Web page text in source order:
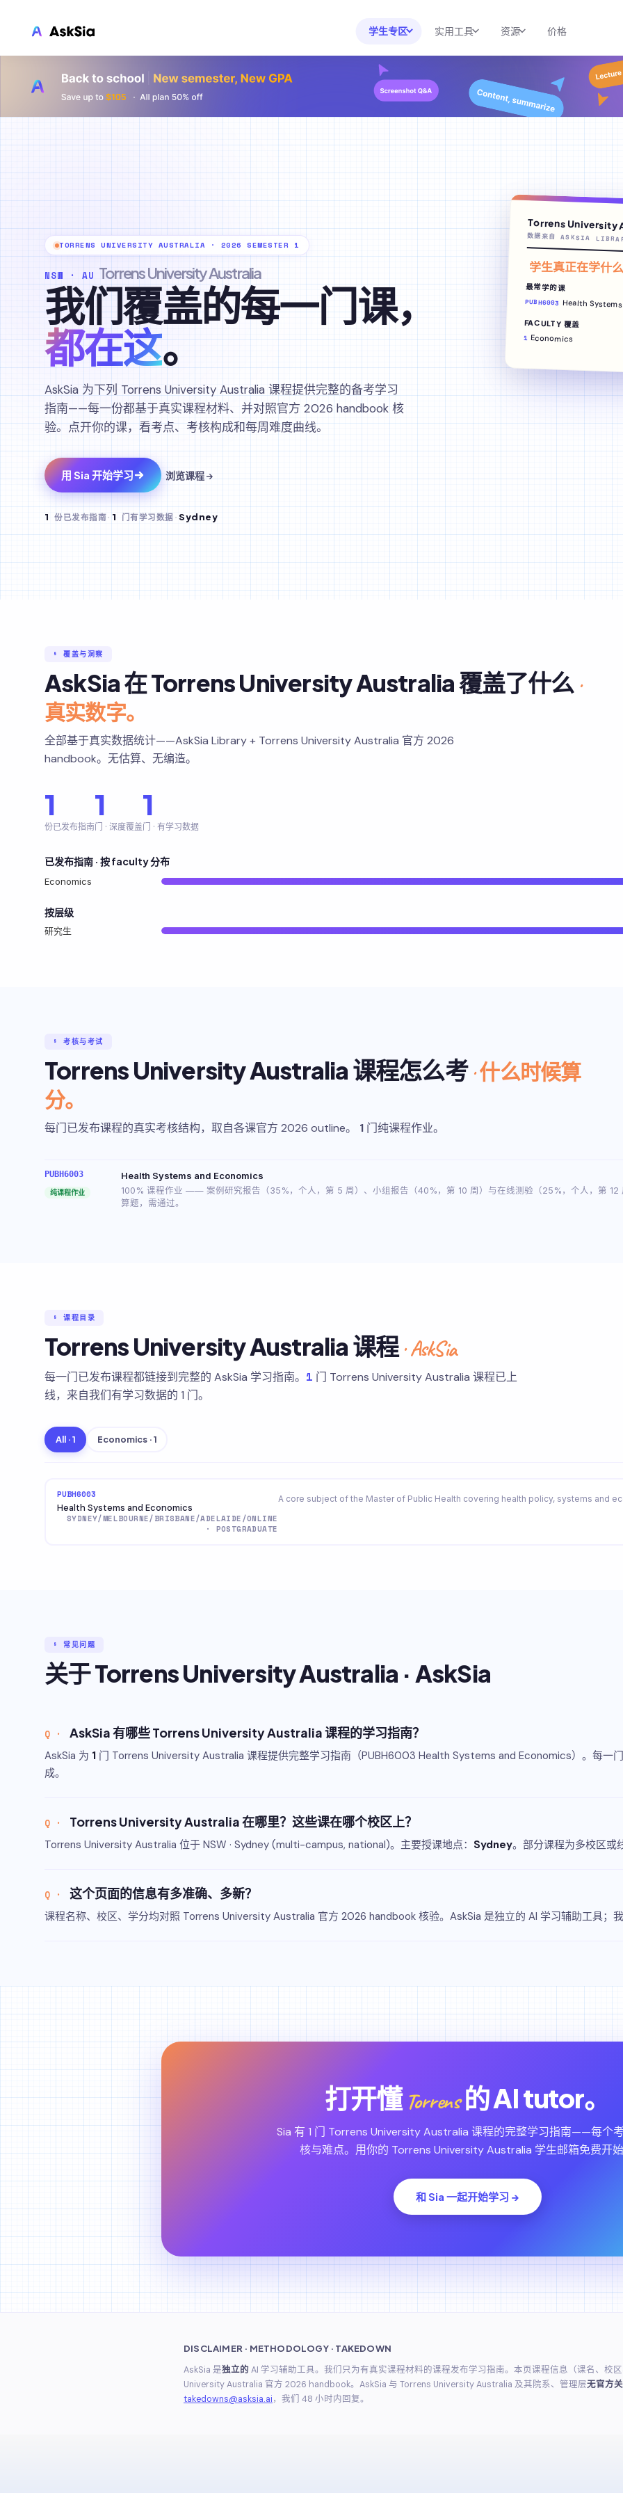
学生专区
LMS 集成
Moodle
Everytime
Echo360
CyberCampus
课程资料库
实用工具
速查表生成器
作业解答器
转录与翻译
AI摘要器
AI导师
资源
新闻
价格
TORRENS UNIVERSITY AUSTRALIA · 2026 SEMESTER 1
NSW · AU Torrens University Australia
我们覆盖的每一门课，
都在这。
AskSia 为下列 Torrens University Australia 课程提供完整的备考学习
指南——每一份都基于真实课程材料、并对照官方 2026 handbook 核
验。点开你的课，看考点、考核构成和每周难度曲线。
用 Sia 开始学习 浏览课程 →
1 份已发布指南· 1 门有学习数据·Sydney
Torrens University
数据来自 ASKSIA
学生真正在学什
最常学的课
PUBH6003 Health
FACULTY 覆盖
1 Economics
§ 覆盖与洞察
AskSia 在 Torrens University Australia 覆盖了什么 ·
真实数字。
全部基于真实数据统计——AskSia Library + Torrens University Australia 官方 2026
handbook。无估算、无编造。
1
份已发布指南
1
门 · 深度覆盖
1
门 · 有学习数据
已发布指南 · 按 faculty 分布
Economics
按层级
研究生
§ 考核与考试
Torrens University Australia 课程怎么考 · 什么时候算
分。
每门已发布课程的真实考核结构，取自各课官方 2026 outline。 1 门纯课程作业。
PUBH6003
纯课程作业
Health Systems and Economics
100% 课程作业 —— 案例研究报告（35%，个人，第 5 周）、小组报告（40%，第 10 周）与在线测验（25%，个人，第
算题，需通过。
§ 课程目录
Torrens University Australia 课程 · AskSia
每一门已发布课程都链接到完整的 AskSia 学习指南。 1 门 Torrens University Australia 课程已上
线，来自我们有学习数据的 1 门。
All · 1 Economics · 1
PUBH6003
Health Systems and Economics
SYDNEY/MELBOURNE/BRISBANE/ADELAIDE/ONLINE
· POSTGRADUATE
A core subject of the Master of Public Health covering health policy, systems and
§ 常见问题
关于 Torrens University Australia · AskSia
AskSia 有哪些 Torrens University Australia 课程的学习指南？
AskSia 为 1 门 Torrens University Australia 课程提供完整学习指南（PUBH6003 Health Systems and Economics）。每一
成。
Torrens University Australia 在哪里？这些课在哪个校区上？
Torrens University Australia 位于 NSW · Sydney (multi-campus, national)。主要授课地点： Sydney。部分课程为多校区
这个页面的信息有多准确、多新？
课程名称、校区、学分均对照 Torrens University Australia 官方 2026 handbook 核验。AskSia 是独立的 AI 学习辅助工具；
打开懂Torrens的 AI tutor。
Sia 有 1 门 Torrens University Australia 课程的完整学习指南——每个
核与难点。用你的 Torrens University Australia 学生邮箱免费开
和 Sia 一起开始学习 →
DISCLAIMER · METHODOLOGY · TAKEDOWN
AskSia 是独立的 AI 学习辅助工具。我们只为有真实课程材料的课程发布学习指南。本页课程信息（课名、校
University Australia 官方 2026 handbook。AskSia 与 Torrens University Australia 及其院系、管理层无官方
takedowns@asksia.ai，我们 48 小时内回复。